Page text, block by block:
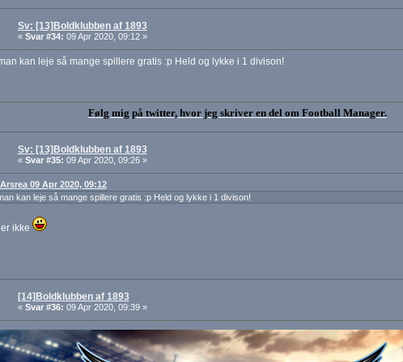
Sv: [13]Boldklubben af 1893
« Svar #34: 09 Apr 2020, 09:12 »
kan leje så mange spillere gratis :p Held og lykke i 1 divison!
Følg mig på twitter, hvor jeg skriver en del om Football Manager.
Sv: [13]Boldklubben af 1893
« Svar #35: 09 Apr 2020, 09:26 »
09 Apr 2020, 09:12
kan leje så mange spillere gratis :p Held og lykke i 1 divison!
ikke
[14]Boldklubben af 1893
« Svar #36: 09 Apr 2020, 09:39 »